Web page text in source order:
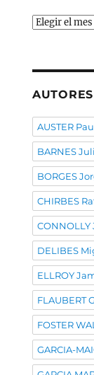
Buscar
AUSTER
BARNES
BORGES
CHIRBES
CONNOLLY
DELIBES
ELLROY
FLAUBERT
FOSTER
GARCIA-